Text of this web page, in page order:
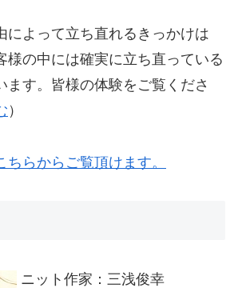
によって立ち直れるきっかけは
様の中には確実に立ち直っている
ます。皆様の体験をご覧くださ
）
らからご覧頂けます。
ニット作家：三浅俊幸